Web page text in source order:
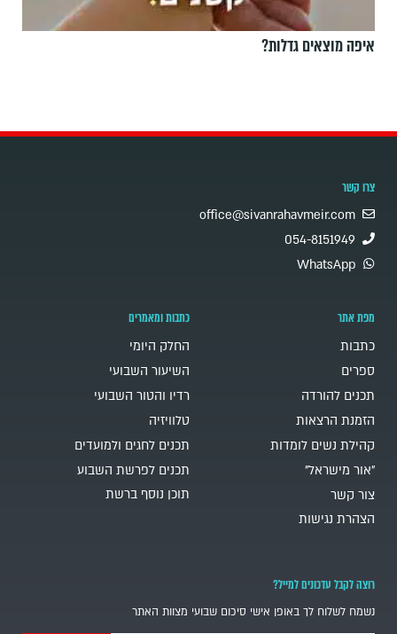
איפה מוצאים גדלות?
צרו קשר
office@sivanrahavmeir.com
054-8151949
WhatsApp
מפת אתר
כתבות
ספרים
תכנים להורדה
הזמנת הרצאות
קהילת נשים לומדות
"אור מישראל"
צור קשר
הצהרת נגישות
כתבות ומאמרים
החלק היומי
השיעור השבועי
רדיו והטור השבועי
טלוויזיה
תכנים לחגים ולמועדים
תכנים לפרשת השבוע
תוכן נוסף ברשת
רוצה לקבל עדכונים למייל?
נשמח לשלוח לך באופן אישי סיכום שבועי מצוות האתר